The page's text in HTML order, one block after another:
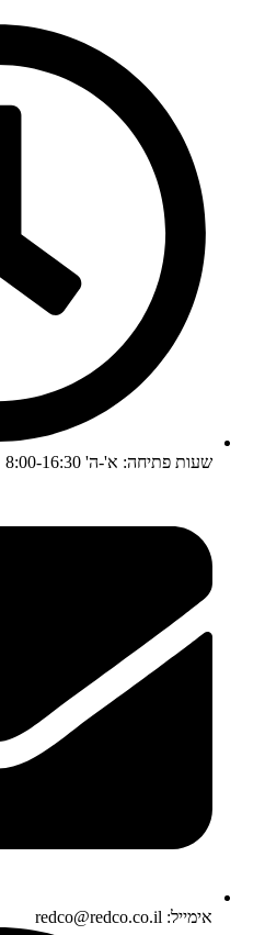
שעות פתיחה: א'-ה' 8:00-16:30
אימייל: redco@redco.co.il